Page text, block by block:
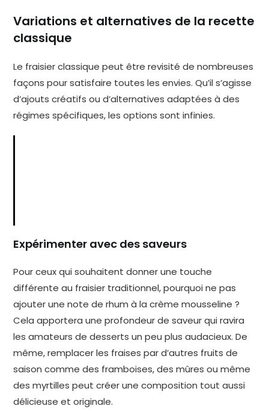
Variations et alternatives de la recette
classique
Le fraisier classique peut être revisité de nombreuses
façons pour satisfaire toutes les envies. Qu’il s’agisse
d’ajouts créatifs ou d’alternatives adaptées à des
régimes spécifiques, les options sont infinies.
Expérimenter avec des saveurs
Pour ceux qui souhaitent donner une touche
différente au fraisier traditionnel, pourquoi ne pas
ajouter une note de rhum à la crème mousseline ?
Cela apportera une profondeur de saveur qui ravira
les amateurs de desserts un peu plus audacieux. De
même, remplacer les fraises par d’autres fruits de
saison comme des framboises, des mûres ou même
des myrtilles peut créer une composition tout aussi
délicieuse et originale.